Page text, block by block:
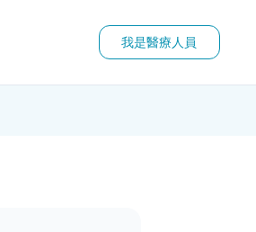
我是醫療人員